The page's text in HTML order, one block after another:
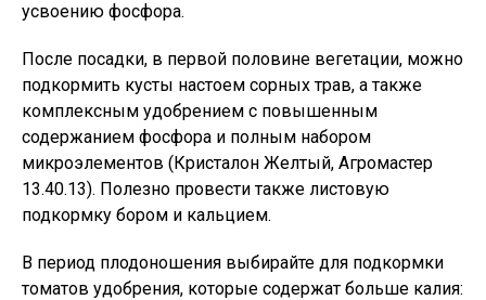
усвоению фосфора.
После посадки, в первой половине вегетации, можно
подкормить кусты настоем сорных трав, а также
комплексным удобрением с повышенным
содержанием фосфора и полным набором
микроэлементов (Кристалон Желтый, Агромастер
13.40.13). Полезно провести также листовую
подкормку бором и кальцием.
В период плодоношения выбирайте для подкормки
томатов удобрения, которые содержат больше калия: